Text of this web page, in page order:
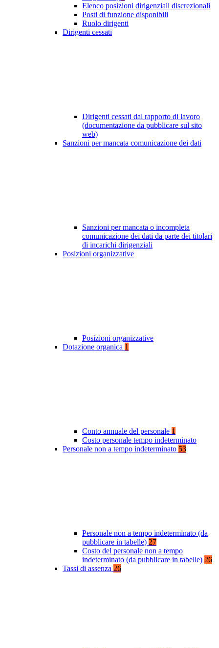
Elenco posizioni dirigenziali discrezionali
Posti di funzione disponibili
Ruolo dirigenti
Dirigenti cessati
Dirigenti cessati dal rapporto di lavoro
(documentazione da pubblicare sul sito
web)
Sanzioni per mancata comunicazione dei dati
Sanzioni per mancata o incompleta
comunicazione dei dati da parte dei titolari
di incarichi dirigenziali
Posizioni organizzative
Posizioni organizzative
Dotazione organica 1
Conto annuale del personale 1
Costo personale tempo indeterminato
Personale non a tempo indeterminato 53
Personale non a tempo indeterminato (da
pubblicare in tabelle) 27
Costo del personale non a tempo
indeterminato (da pubblicare in tabelle) 26
Tassi di assenza 26